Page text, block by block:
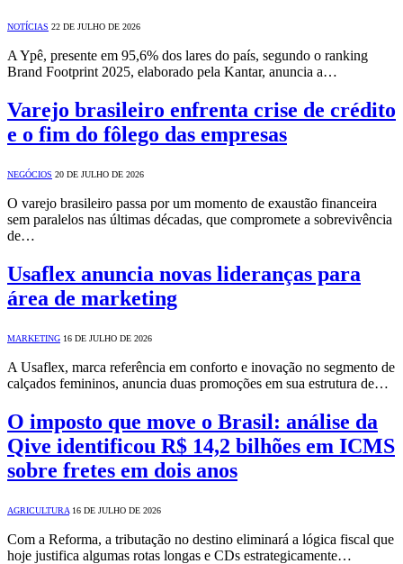
NOTÍCIAS 22 DE JULHO DE 2026
A Ypê, presente em 95,6% dos lares do país, segundo o ranking
Brand Footprint 2025, elaborado pela Kantar, anuncia a…
Varejo brasileiro enfrenta crise de crédito
e o fim do fôlego das empresas
NEGÓCIOS 20 DE JULHO DE 2026
O varejo brasileiro passa por um momento de exaustão financeira
sem paralelos nas últimas décadas, que compromete a sobrevivência
de…
Usaflex anuncia novas lideranças para
área de marketing
MARKETING 16 DE JULHO DE 2026
A Usaflex, marca referência em conforto e inovação no segmento de
calçados femininos, anuncia duas promoções em sua estrutura de…
O imposto que move o Brasil: análise da
Qive identificou R$ 14,2 bilhões em ICMS
sobre fretes em dois anos
AGRICULTURA 16 DE JULHO DE 2026
Com a Reforma, a tributação no destino eliminará a lógica fiscal que
hoje justifica algumas rotas longas e CDs estrategicamente…